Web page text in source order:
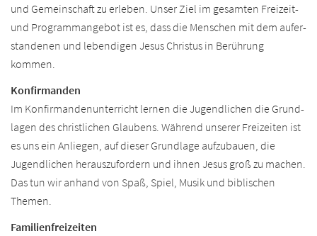
und Gemein­schaft zu erleben. Unser Ziel im gesamten Freizeit-
und Programm­angebot ist es, dass die Menschen mit dem aufer­
standenen und lebendigen Jesus Christus in Berührung
kommen.
Konfirmanden
Im Konfirmanden­unterricht lernen die Jugend­lichen die Grund­
lagen des christ­lichen Glaubens. Während unserer Freizeiten ist
es uns ein An­liegen, auf dieser Grund­lage aufzu­bauen, die
Jugend­lichen heraus­zufordern und ihnen Jesus groß zu machen.
Das tun wir anhand von Spaß, Spiel, Musik und biblischen
Themen.
Familienfreizeiten